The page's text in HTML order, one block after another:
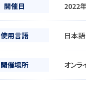
開催日 2022
使用言語 日本語
開催場所 オンラ